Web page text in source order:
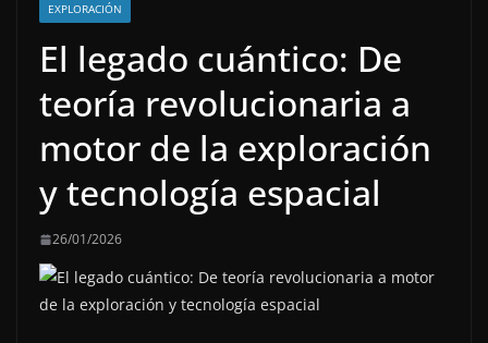
EXPLORACIÓN
El legado cuántico: De
teoría revolucionaria a
motor de la exploración
y tecnología espacial
26/01/2026